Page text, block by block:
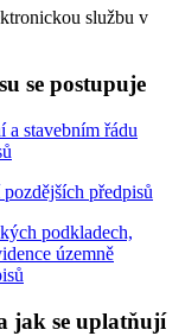
službu v
se postupuje
a stavebním řádu
předpisů
podkladech,
územně
jak se uplatňují